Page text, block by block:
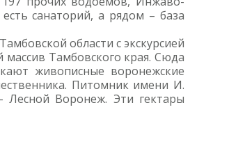
санаторий, а рядом – база
области с экскурсией
Тамбовского края. Сюда
живописные воронежские
Питомник имени И.
Лесной Воронеж. Эти гектары